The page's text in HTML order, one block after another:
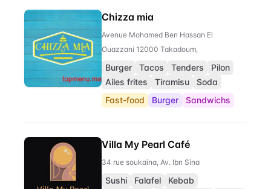
Chizza mia
Avenue Mohamed Ben Hassan El
Ouazzani 12000 Takadoum,
Burger Tacos Tenders
Pilon
Ailes frites
Tiramisu
Soda
Fast-food
Burger Sandwichs
Villa My Pearl Café
34 rue soukaina, Av. Ibn Sina
Sushi Falafel
Kebab